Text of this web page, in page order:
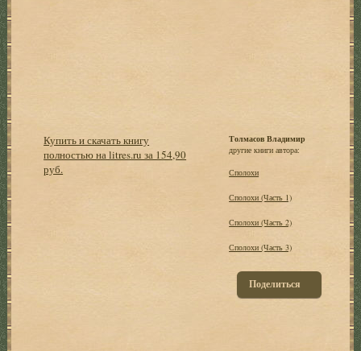
Купить и скачать книгу
полностью на litres.ru за 154,90
руб.
Толмасов Владимир
другие книги автора:
Сполохи
Сполохи (Часть 1)
Сполохи (Часть 2)
Сполохи (Часть 3)
Поделиться